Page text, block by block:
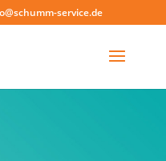
service.de